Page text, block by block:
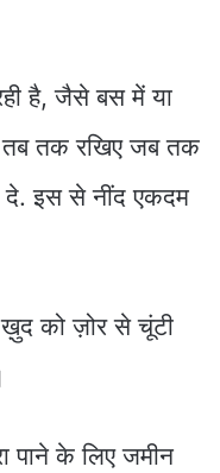
है, जैसे बस में या
तब तक रखिए जब तक
इस से नींद एकदम
को ज़ोर से चूंटी
पाने के लिए जमीन